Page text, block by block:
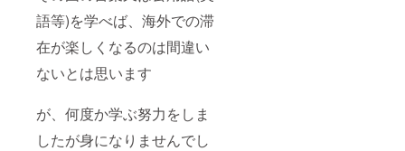
語等)を学べば、海外での滞
在が楽しくなるのは間違い
ないとは思います
が、何度か学ぶ努力をしま
したが身になりませんでし